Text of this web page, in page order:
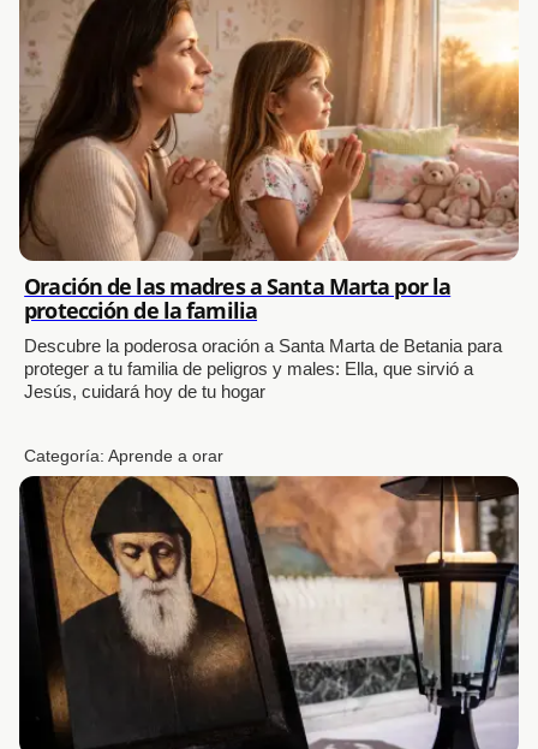
Oración de las madres a Santa Marta por la
protección de la familia
Descubre la poderosa oración a Santa Marta de Betania para
proteger a tu familia de peligros y males: Ella, que sirvió a
Jesús, cuidará hoy de tu hogar
Categoría:Aprende a orar